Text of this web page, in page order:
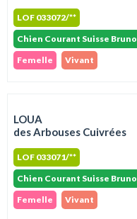
LOF 033072/**
Chien Courant Suisse Bruno
Femelle
Vivant
LOUA
des Arbouses Cuivrées
LOF 033071/**
Chien Courant Suisse Bruno
Femelle
Vivant